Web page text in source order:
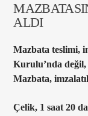
ALDI
Mazbata teslimi,
Kurulu’nda
Mazbata,
Çelik, 1 saat 20